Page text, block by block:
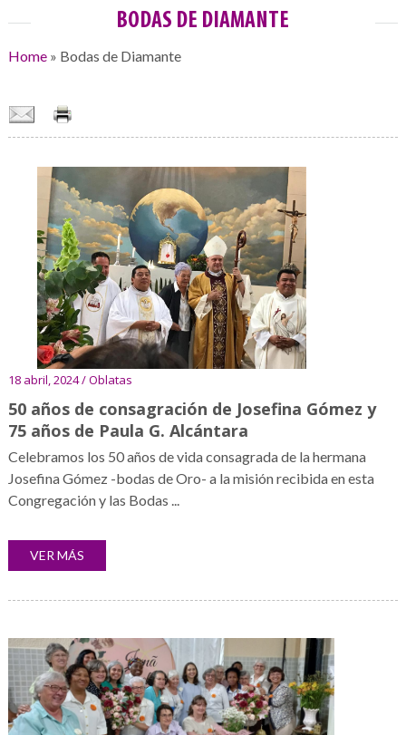
BODAS DE DIAMANTE
Home» Bodas de Diamante
18 abril, 2024 / Oblatas
50 años de consagración de Josefina Gómez y
75 años de Paula G. Alcántara
Celebramos los 50 años de vida consagrada de la hermana
Josefina Gómez -bodas de Oro- a la misión recibida en esta
Congregación y las Bodas ...
VER MÁS